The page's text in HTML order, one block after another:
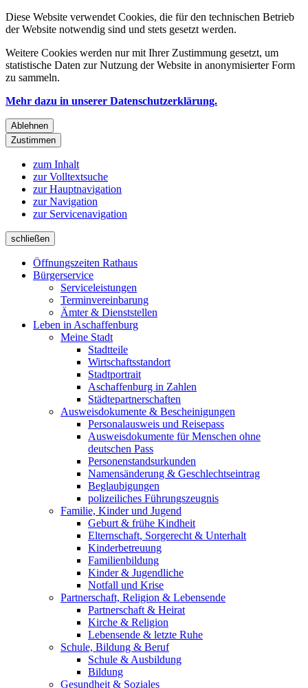
Diese Website verwendet Cookies, die für den technischen Betrieb
der Website notwendig sind und stets gesetzt werden.
Weitere Cookies werden nur mit Ihrer Zustimmung gesetzt, um
statistische Daten zur Nutzung der Website in anonymisierter Form
zu sammeln.
Mehr dazu in unserer Datenschutzerklärung.
Ablehnen
Zustimmen
zum Inhalt
zur Volltextsuche
zur Hauptnavigation
zur Navigation
zur Servicenavigation
schließen
Öffnungszeiten Rathaus
Bürgerservice
Serviceleistungen
Terminvereinbarung
Ämter & Dienststellen
Leben in Aschaffenburg
Meine Stadt
Stadtteile
Wirtschaftsstandort
Stadtportrait
Aschaffenburg in Zahlen
Städtepartnerschaften
Ausweisdokumente & Bescheinigungen
Personalausweis und Reisepass
Ausweisdokumente für Menschen ohne
deutschen Pass
Personenstandsurkunden
Namensänderung & Geschlechtseintrag
Beglaubigungen
polizeiliches Führungszeugnis
Familie, Kinder und Jugend
Geburt & frühe Kindheit
Elternschaft, Sorgerecht & Unterhalt
Kinderbetreuung
Familienbildung
Kinder & Jugendliche
Notfall und Krise
Partnerschaft, Religion & Lebensende
Partnerschaft & Heirat
Kirche & Religion
Lebensende & letzte Ruhe
Schule, Bildung & Beruf
Schule & Ausbildung
Bildung
Gesundheit & Soziales